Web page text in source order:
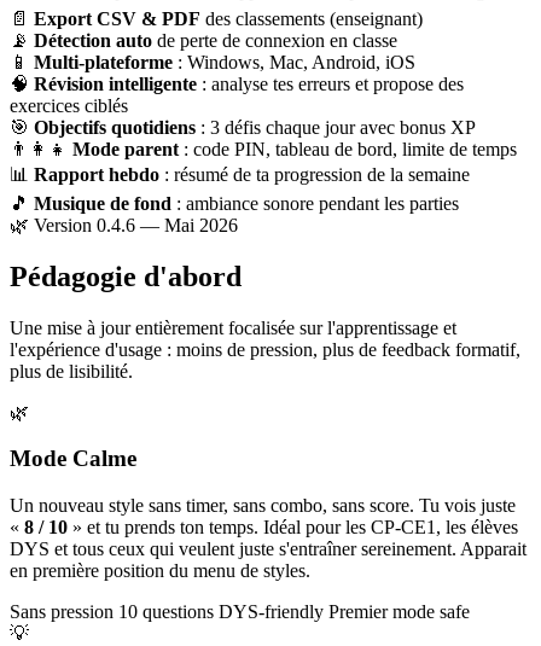
📄 Export CSV & PDF des classements (enseignant)
📡 Détection auto de perte de connexion en classe
📱 Multi-plateforme : Windows, Mac, Android, iOS
🧠 Révision intelligente : analyse tes erreurs et propose des
exercices ciblés
🎯 Objectifs quotidiens : 3 défis chaque jour avec bonus XP
👨‍👩‍👧 Mode parent : code PIN, tableau de bord, limite de temps
📊 Rapport hebdo : résumé de ta progression de la semaine
🎵 Musique de fond : ambiance sonore pendant les parties
🌿 Version 0.4.6 — Mai 2026
Pédagogie d'abord
Une mise à jour entièrement focalisée sur l'apprentissage et
l'expérience d'usage : moins de pression, plus de feedback formatif,
plus de lisibilité.
🌿
Mode Calme
Un nouveau style sans timer, sans combo, sans score. Tu vois juste
« 8 / 10 » et tu prends ton temps. Idéal pour les CP-CE1, les élèves
DYS et tous ceux qui veulent juste s'entraîner sereinement. Apparait
en première position du menu de styles.
Sans pression 10 questions DYS-friendly Premier mode safe
💡